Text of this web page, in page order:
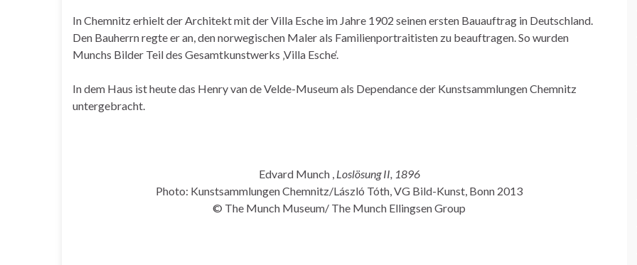
In Chemnitz erhielt der Architekt mit der Villa Esche im Jahre 1902 seinen ersten Bauauftrag in Deutschland.
Den Bauherrn regte er an, den norwegischen Maler als Familienportraitisten zu beauftragen. So wurden
Munchs Bilder Teil des Gesamtkunstwerks ‚Villa Esche‘.
In dem Haus ist heute das Henry van de Velde-Museum als Dependance der Kunstsammlungen Chemnitz
untergebracht.
Edvard Munch , Loslösung II, 1896
Photo: Kunstsammlungen Chemnitz/László Tóth, VG Bild-Kunst, Bonn 2013
© The Munch Museum/ The Munch Ellingsen Group